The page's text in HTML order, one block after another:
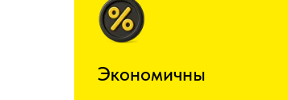
Экономичны